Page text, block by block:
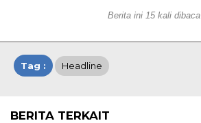
Berita ini 15 kali dibaca
Tag : Headline
BERITA TERKAIT